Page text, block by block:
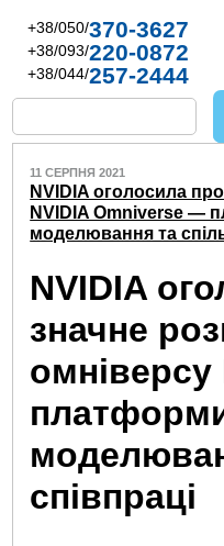
+38/050/370-3627
+38/093/220-0872
+38/044/257-2444
11 СЕРПНЯ 2021
NVIDIA оголосила
NVIDIA Omniverse —
моделювання та
NVIDIA
значне
омніверсу
співпраці